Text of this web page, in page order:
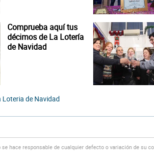
Comprueba aquí tus
décimos de La Lotería
de Navidad
de Navidad
se hace responsable de cualquier defecto o variación de su